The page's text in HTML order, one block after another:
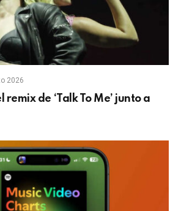
2026
remix de ‘Talk To Me’ junto a